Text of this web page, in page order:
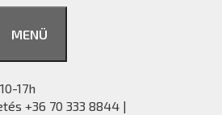
MENÜ
17h
+36 70 333 8844 |